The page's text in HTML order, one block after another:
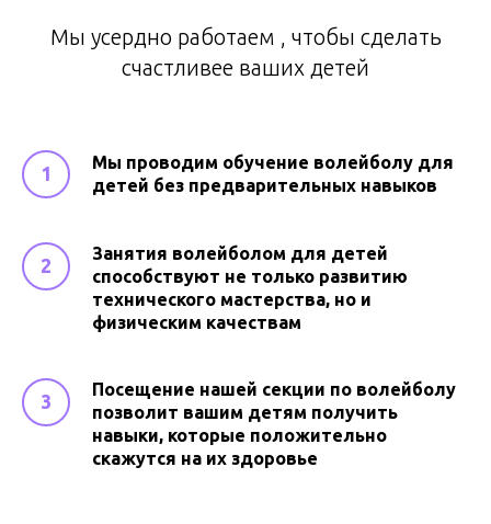
Мы усердно работаем , чтобы сделать
счастливее ваших детей
Мы проводим обучение волейболу для
детей без предварительных навыков
Занятия волейболом для детей
способствуют не только развитию
технического мастерства, но и
физическим качествам
Посещение нашей секции по волейболу
позволит вашим детям получить
навыки, которые положительно
скажутся на их здоровье